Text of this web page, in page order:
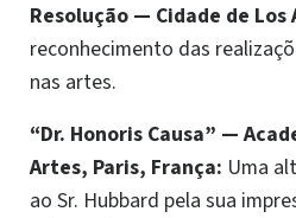
Resolução — Cidade de Los
reconhecimento das
nas artes.
“Dr. Honoris Causa” —
Artes, Paris, França: Uma
ao Sr. Hubbard pela sua